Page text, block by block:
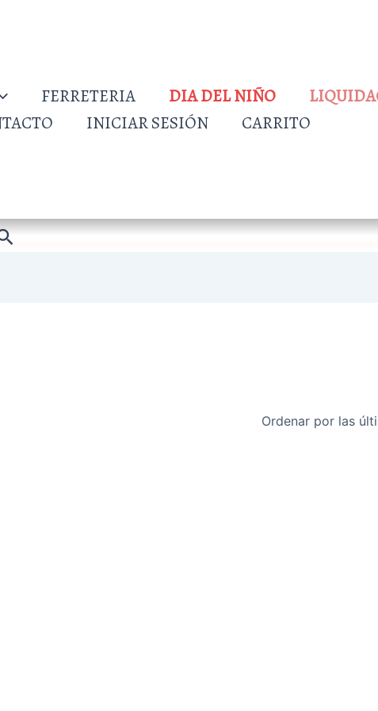
FERRETERIA DIA DEL NIÑO
INICIAR SESIÓN CARRITO